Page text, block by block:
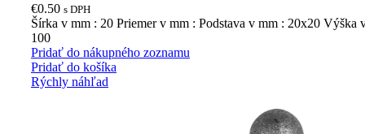
€0.50 s DPH
Šírka v mm : 20 Priemer v mm : Podstava v mm : 20x20 Výška
100
Pridať do nákupného zoznamu
Pridať do košíka
Rýchly náhľad